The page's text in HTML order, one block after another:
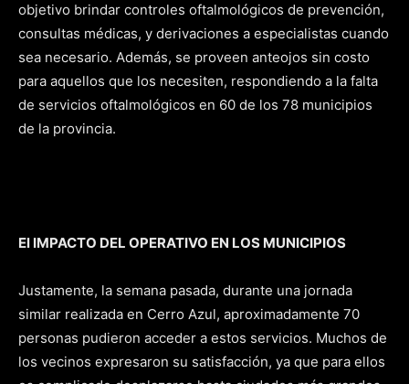
objetivo brindar controles oftalmológicos de prevención,
consultas médicas, y derivaciones a especialistas cuando
sea necesario. Además, se proveen anteojos sin costo
para aquellos que los necesiten, respondiendo a la falta
de servicios oftalmológicos en 60 de los 78 municipios
de la provincia.
El IMPACTO DEL OPERATIVO EN LOS MUNICIPIOS
Justamente, la semana pasada, durante una jornada
similar realizada en Cerro Azul, aproximadamente 70
personas pudieron acceder a estos servicios. Muchos de
los vecinos expresaron su satisfacción, ya que para ellos